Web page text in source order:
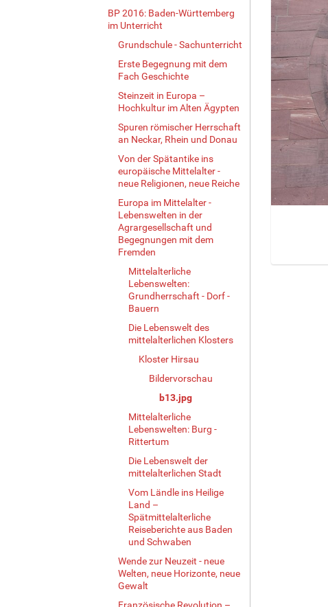
BP 2016: Baden-Württemberg
im Unterricht
Grundschule - Sachunterricht
Erste Begegnung mit dem
Fach Geschichte
Steinzeit in Europa –
Hochkultur im Alten Ägypten
Spuren römischer Herrschaft
an Neckar, Rhein und Donau
Von der Spätantike ins
europäische Mittelalter -
neue Religionen, neue Reiche
Europa im Mittelalter -
Lebenswelten in der
Agrargesellschaft und
Begegnungen mit dem
Fremden
Mittelalterliche
Lebenswelten:
Grundherrschaft - Dorf -
Bauern
Die Lebenswelt des
mittelalterlichen Klosters
Kloster Hirsau
Bildervorschau
b13.jpg
Mittelalterliche
Lebenswelten: Burg -
Rittertum
Die Lebenswelt der
mittelalterlichen Stadt
Vom Ländle ins Heilige
Land –
Spätmittelalterliche
Reiseberichte aus Baden
und Schwaben
Wende zur Neuzeit - neue
Welten, neue Horizonte, neue
Gewalt
Französische Revolution –